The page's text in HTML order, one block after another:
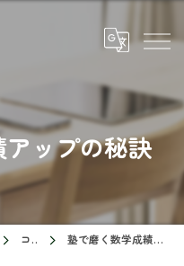
ップの秘訣
コラム 塾で磨く数学成績アップの秘訣